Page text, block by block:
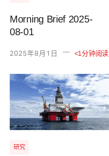
Morning Brief 2025-
08-01
2025年8月1日 — <1分钟阅读
研究